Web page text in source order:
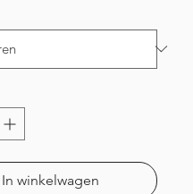
In winkelwagen